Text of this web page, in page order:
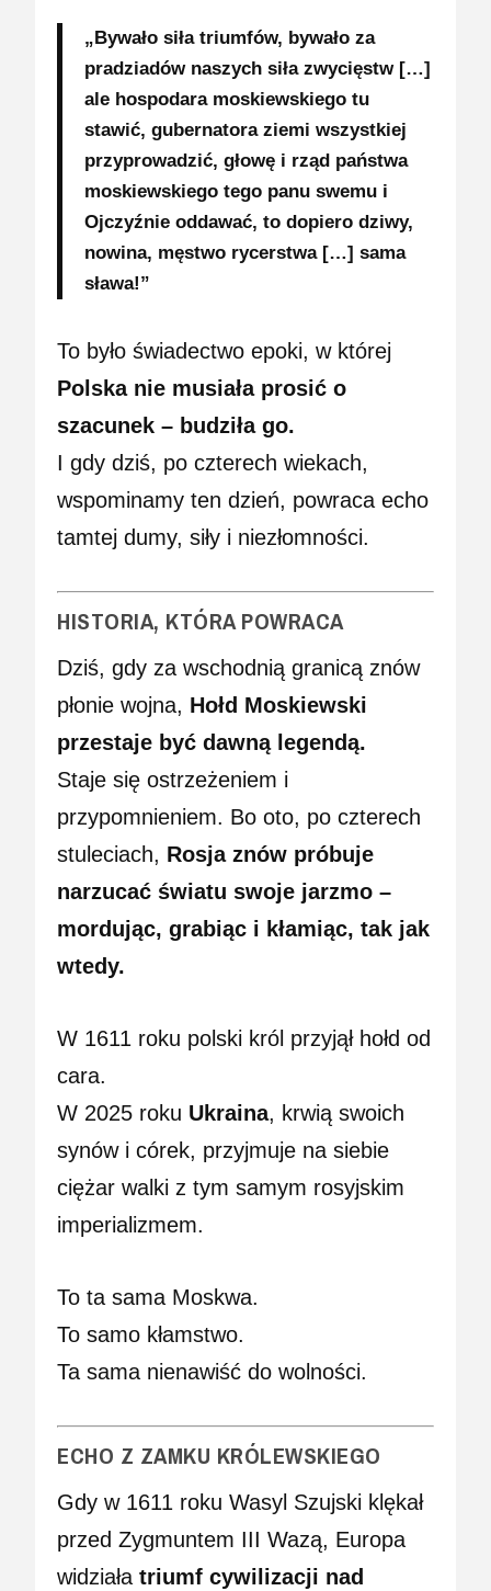
„Bywało siła triumfów, bywało za
pradziadów naszych siła zwycięstw […]
ale hospodara moskiewskiego tu
stawić, gubernatora ziemi wszystkiej
przyprowadzić, głowę i rząd państwa
moskiewskiego tego panu swemu i
Ojczyźnie oddawać, to dopiero dziwy,
nowina, męstwo rycerstwa […] sama
sława!”
To było świadectwo epoki, w której
Polska nie musiała prosić o
szacunek – budziła go.
I gdy dziś, po czterech wiekach,
wspominamy ten dzień, powraca echo
tamtej dumy, siły i niezłomności.
HISTORIA, KTÓRA POWRACA
Dziś, gdy za wschodnią granicą znów
płonie wojna, Hołd Moskiewski
przestaje być dawną legendą.
Staje się ostrzeżeniem i
przypomnieniem. Bo oto, po czterech
stuleciach, Rosja znów próbuje
narzucać światu swoje jarzmo –
mordując, grabiąc i kłamiąc, tak jak
wtedy.
W 1611 roku polski król przyjął hołd od
cara.
W 2025 roku Ukraina, krwią swoich
synów i córek, przyjmuje na siebie
ciężar walki z tym samym rosyjskim
imperializmem.
To ta sama Moskwa.
To samo kłamstwo.
Ta sama nienawiść do wolności.
ECHO Z ZAMKU KRÓLEWSKIEGO
Gdy w 1611 roku Wasyl Szujski klękał
przed Zygmuntem III Wazą, Europa
widziałatriumf cywilizacji nad